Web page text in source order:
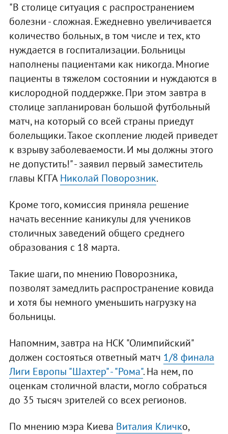
"В столице ситуация с распространением
болезни - сложная. Ежедневно увеличивается
количество больных, в том числе и тех, кто
нуждается в госпитализации. Больницы
наполнены пациентами как никогда. Многие
пациенты в тяжелом состоянии и нуждаются в
кислородной поддержке. При этом завтра в
столице запланирован большой футбольный
матч, на который со всей страны приедут
болельщики. Такое скопление людей приведет
к взрыву заболеваемости. И мы должны этого
не допустить!" - заявил первый заместитель
главы КГГАНиколай Поворозник.
Кроме того, комиссия приняла решение
начать весенние каникулы для учеников
столичных заведений общего среднего
образования с 18 марта.
Такие шаги, по мнению Поворозника,
позволят замедлить распространение ковида
и хотя бы немного уменьшить нагрузку на
больницы.
Напомним, завтра на НСК "Олимпийский"
должен состояться ответный матч 1/8 финала
Лиги Европы "Шахтер" - "Рома". На нем, по
оценкам столичной власти, могло собраться
до 35 тысяч зрителей со всех регионов.
По мнению мэра Киева Виталия Кличко,